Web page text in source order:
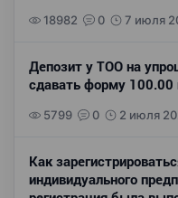
18982 0 7 июля
Депозит у ТОО на
сдавать форму 100.00
5799 0 2 июля
Как
индивидуального